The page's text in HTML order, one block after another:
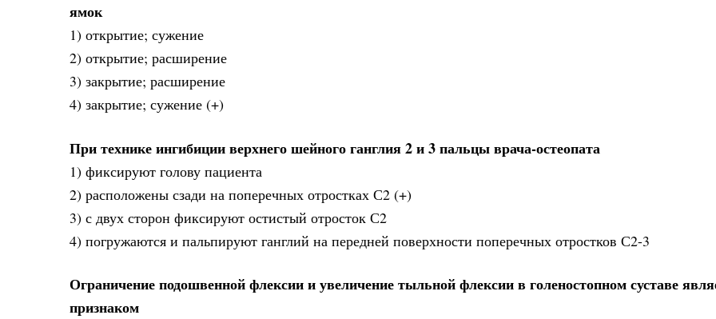
ямок
1) открытие; сужение
2) открытие; расширение
3) закрытие; расширение
4) закрытие; сужение (+)
При технике ингибиции верхнего шейного ганглия 2 и 3 пальцы врача-остеопата
1) фиксируют голову пациента
2) расположены сзади на поперечных отростках С2 (+)
3) с двух сторон фиксируют остистый отросток С2
4) погружаются и пальпируют ганглий на передней поверхности поперечных отростков С2-3
Ограничение подошвенной флексии и увеличение тыльной флексии в голеностопном суставе
признаком